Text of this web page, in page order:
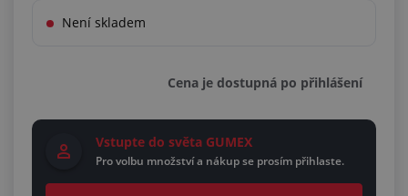
Není skladem
Cena je dostupná po přihlášení
Vstupte do světa GUMEX
Pro volbu množství a nákup se prosím přihlaste.